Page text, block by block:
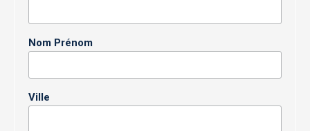
Nom Prénom
Ville